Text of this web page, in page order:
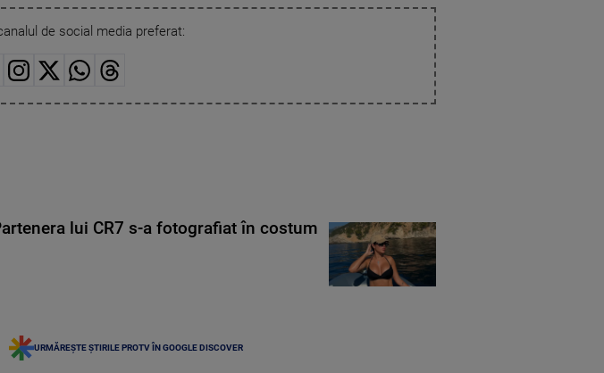
de social media preferat:
lui CR7 s-a fotografiat în costum
URMĂREȘTE ȘTIRILE PROTV ÎN GOOGLE DISCOVER